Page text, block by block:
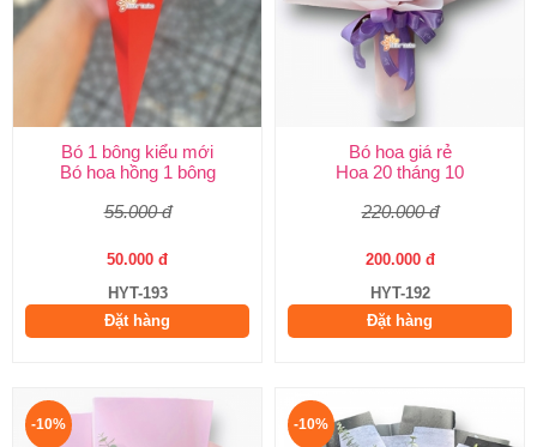
Bó 1 bông kiểu mới
Bó hoa hồng 1 bông
55.000 đ
50.000 đ
HYT-193
Đặt hàng
Bó hoa giá rẻ
Hoa 20 tháng 10
220.000 đ
200.000 đ
HYT-192
Đặt hàng
-10% -10%